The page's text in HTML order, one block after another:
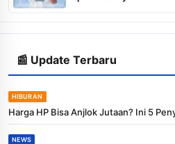
📰 Update Terbaru
HIBURAN
Harga HP Bisa Anjlok Jutaan? Ini 5
NEWS